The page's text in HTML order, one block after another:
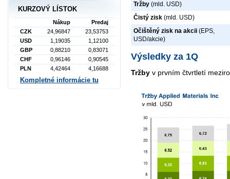
Tržby (mld. USD)
Čistý zisk (mld. USD)
Očištěný zisk na akcii (EPS,
USD/akcie)
Výsledky za 1Q
Tržby v prvním čtvrtletí
KURZOVÝ LÍSTOK
Nákup
Predaj
CZK
24,96847
23,53753
USD
1,19035
1,12100
GBP
0,88210
0,83071
CHF
0,96146
0,90545
PLN
4,42464 4,16688
Kompletné informácie tu